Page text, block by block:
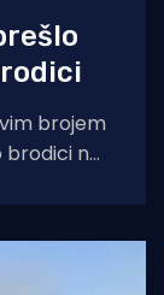
brojem
brodici na